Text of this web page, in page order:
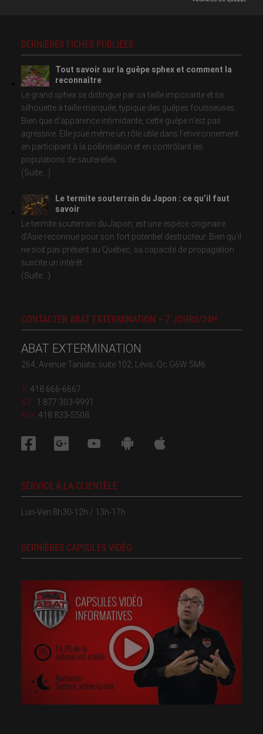
DERNIÈRES FICHES PUBLIÉES
Tout savoir sur la guêpe sphex et comment la
reconnaître
Le grand sphex se distingue par sa taille imposante et sa
silhouette à taille marquée, typique des guêpes fouisseuses.
Bien que d’apparence intimidante, cette guêpe n’est pas
agressive. Elle joue même un rôle utile dans l’environnement
en participant à la pollinisation et en contrôlant les
populations de sauterelles.
(Suite...)
Le termite souterrain du Japon : ce qu’il faut
savoir
Le termite souterrain du Japon, est une espèce originaire
d'Asie reconnue pour son fort potentiel destructeur. Bien qu'il
ne soit pas présent au Québec, sa capacité de propagation
suscite un intérêt.
(Suite...)
CONTACTER ABAT EXTERMINATION – 7 JOURS/24H
ABAT EXTERMINATION
264, Avenue Taniata, suite 102, Lévis, Qc G6W 5M6
T: 418 666-6667
S.F: 1 877 303-9991
Fax: 418 833-5508
SERVICE À LA CLIENTÈLE
Lun-Ven 8h30-12h / 13h-17h
DERNIÈRES CAPSULES VIDÉO